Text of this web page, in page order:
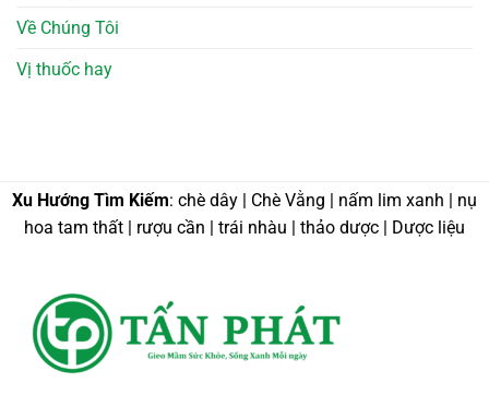
Về Chúng Tôi
Vị thuốc hay
Xu Hướng Tìm Kiếm: chè dây | Chè Vằng | nấm lim xanh | nụ
hoa tam thất | rượu cần | trái nhàu | thảo dược | Dược liệu